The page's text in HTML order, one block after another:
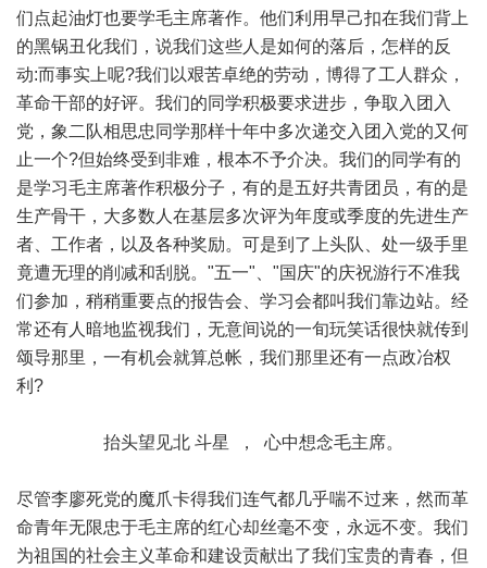
们点起油灯也要学毛主席著作。他们利用早己扣在我们背上
的黑锅丑化我们，说我们这些人是如何的落后，怎样的反
动:而事实上呢?我们以艰苦卓绝的劳动，博得了工人群众，
革命干部的好评。我们的同学积极要求进步，争取入团入
党，象二队相思忠同学那样十年中多次递交入团入党的又何
止一个?但始终受到非难，根本不予介决。我们的同学有的
是学习毛主席著作积极分子，有的是五好共青团员，有的是
生产骨干，大多数人在基层多次评为年度或季度的先进生产
者、工作者，以及各种奖励。可是到了上头队、处一级手里
竟遭无理的削减和刮脱。"五一"、"国庆"的庆祝游行不准我
们参加，稍稍重要点的报告会、学习会都叫我们靠边站。经
常还有人暗地监视我们，无意间说的一旬玩笑话很快就传到
颂导那里，一有机会就算总帐，我们那里还有一点政冶权
利?
抬头望见北 斗星 ， 心中想念毛主席。
尽管李廖死党的魔爪卡得我们连气都几乎喘不过来，然而革
命青年无限忠于毛主席的红心却丝毫不变，永远不变。我们
为祖国的社会主义革命和建设贡献出了我们宝贵的青春，但